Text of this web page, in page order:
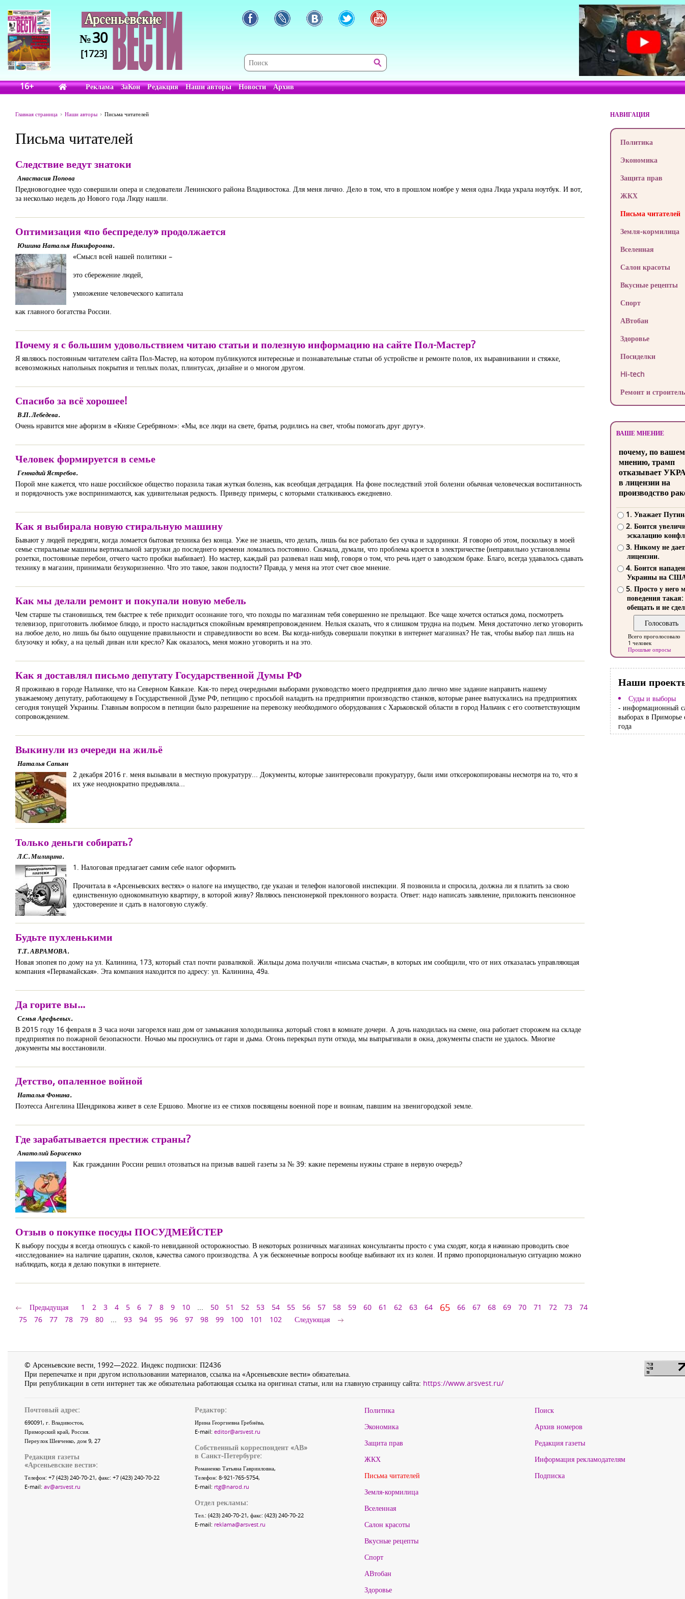
№30
[1723]
16+ Реклама ЗаКон Редакция Наши авторы Новости Архив
Главная страница Наши авторы Письма читателей
Письма читателей
Следствие ведут знатоки
Анастасия Попова
Предновогоднее чудо совершили опера и следователи Ленинского района Владивостока. Для меня лично. Дело в том, что в прошлом ноябре у меня одна Люда украла ноутбук. И вот,
за несколько недель до Нового года Люду нашли.
Оптимизация «по беспределу» продолжается
Юшина Наталья Никифоровна.
«Смысл всей нашей политики –
это сбережение людей,
умножение человеческого капитала
как главного богатства России.
Почему я с большим удовольствием читаю статьи и полезную информацию на сайте Пол-Мастер?
Я являюсь постоянным читателем сайта Пол-Мастер, на котором публикуются интересные и познавательные статьи об устройстве и ремонте полов, их выравнивании и стяжке,
всевозможных напольных покрытия и теплых полах, плинтусах, дизайне и о многом другом.
Спасибо за всё хорошее!
В.П. Лебедева.
Очень нравится мне афоризм в «Князе Серебряном»: «Мы, все люди на свете, братья, родились на свет, чтобы помогать друг другу».
Человек формируется в семье
Геннадий Ястребов.
Порой мне кажется, что наше российское общество поразила такая жуткая болезнь, как всеобщая деградация. На фоне последствий этой болезни обычная человеческая воспитанность
и порядочность уже воспринимаются, как удивительная редкость. Приведу примеры, с которыми сталкиваюсь ежедневно.
Как я выбирала новую стиральную машину
Бывают у людей передряги, когда ломается бытовая техника без конца. Уже не знаешь, что делать, лишь бы все работало без сучка и задоринки. Я говорю об этом, поскольку в моей
семье стиральные машины вертикальной загрузки до последнего времени ломались постоянно. Сначала, думали, что проблема кроется в электричестве (неправильно установлены
розетки, постоянные перебои, отчего часто пробки выбивает). Но мастер, каждый раз развевал наш миф, говоря о том, что речь идет о заводском браке. Благо, всегда удавалось сдавать
технику в магазин, принимали безукоризненно. Что это такое, закон подлости? Правда, у меня на этот счет свое мнение.
Как мы делали ремонт и покупали новую мебель
Чем старше ты становишься, тем быстрее к тебе приходит осознание того, что походы по магазинам тебя совершенно не прельщают. Все чаще хочется остаться дома, посмотреть
телевизор, приготовить любимое блюдо, и просто насладиться спокойным времяпрепровождением. Нельзя сказать, что я слишком трудна на подъем. Меня достаточно легко уговорить
на любое дело, но лишь бы было ощущение правильности и справедливости во всем. Вы когда-нибудь совершали покупки в интернет магазинах? Не так, чтобы выбор пал лишь на
блузочку и юбку, а на целый диван или кресло? Как оказалось, меня можно уговорить и на это.
Как я доставлял письмо депутату Государственной Думы РФ
Я проживаю в городе Нальчике, что на Северном Кавказе. Как-то перед очередными выборами руководство моего предприятия дало лично мне задание направить нашему
уважаемому депутату, работающему в Государственной Думе РФ, петицию с просьбой наладить на предприятии производство станков, которые ранее выпускались на предприятиях
сегодня тонущей Украины. Главным вопросом в петиции было разрешение на перевозку необходимого оборудования с Харьковской области в город Нальчик с его соответствующим
сопровождением.
Выкинули из очереди на жильё
Наталья Сапьян
2 декабря 2016 г. меня вызывали в местную прокуратуру... Документы, которые заинтересовали прокуратуру, были ими отксерокопированы несмотря на то, что я
их уже неоднократно предъявляла...
Только деньги собирать?
Л.С. Милицина.
1. Налоговая предлагает самим себе налог оформить
Прочитала в «Арсеньевских вестях» о налоге на имущество, где указан и телефон налоговой инспекции. Я позвонила и спросила, должна ли я платить за свою
единственную однокомнатную квартиру, в которой живу? Являюсь пенсионеркой преклонного возраста. Ответ: надо написать заявление, приложить пенсионное
удостоверение и сдать в налоговую службу.
Будьте пухленькими
Т.Т. АВРАМОВА.
Новая эпопея по дому на ул. Калинина, 173, который стал почти развалюхой. Жильцы дома получили «письма счастья», в которых им сообщили, что от них отказалась управляющая
компания «Первамайская». Эта компания находится по адресу: ул. Калинина, 49а.
Да горите вы...
Семья Арефьевых.
В 2015 году 16 февраля в 3 часа ночи загорелся наш дом от замыкания холодильника ,который стоял в комнате дочери. А дочь находилась на смене, она работает сторожем на складе
предприятия по пожарной безопасности. Ночью мы проснулись от гари и дыма. Огонь перекрыл пути отхода, мы выпрыгивали в окна, документы спасти не удалось. Многие
документы мы восстановили.
Детство, опаленное войной
Наталья Фонина.
Поэтесса Ангелина Шендрикова живет в селе Ершово. Многие из ее стихов посвящены военной поре и воинам, павшим на звенигородской земле.
Где зарабатывается престиж страны?
Анатолий Борисенко
Как гражданин России решил отозваться на призыв вашей газеты за № 39: какие перемены нужны стране в нервую очередь?
Отзыв о покупке посуды ПОСУДМЕЙСТЕР
К выбору посуды я всегда отношусь с какой-то невиданной осторожностью. В некоторых розничных магазинах консультанты просто с ума сходят, когда я начинаю проводить свое
«исследование» на наличие царапин, сколов, качества самого производства. А уж бесконечные вопросы вообще выбивают их из колеи. И прямо пропорциональную ситуацию можно
наблюдать, когда я делаю покупки в интернете.
Предыдущая 1 2 3 4 5 6 7 8 9 10 ... 50 51 52 53 54 55 56 57 58 59 60 61 62 63 64 65 66 67 68 69 70 71 72 73
74
75
76 77 78 79 80 ... 93 94 95 96 97 98 99 100 101 102 Следующая
НАВИГАЦИЯ
Политика
Экономика
Защита прав
ЖКХ
Письма читателей
Земля-кормилица
Вселенная
Салон красоты
Вкусные рецепты
Спорт
АВтобан
Здоровье
Посиделки
Hi-tech
Ремонт и
ВАШЕ МНЕНИЕ
почему, по
мнению, трамп
отказывает
в лицензии на
производство
1. Уважает
2. Боится
эскалацию
3. Никому не
лицензии.
4. Боится
Украины на
5. Просто у него
поведения такая:
обещать и не
Всего проголосовало
1 человек
Прошлые опросы
Наши
Суды и выборы
- информационный
выборах в Приморье
года
© Арсеньевские вести, 1992—2022. Индекс подписки: П2436
При перепечатке и при другом использовании материалов, ссылка на «Арсеньевские вести» обязательна.
При републикации в сети интернет так же обязательна работающая ссылка на оригинал статьи, или на главную страницу сайта: https://www.arsvest.ru/
Почтовый адрес:
690091, г. Владивосток,
Приморский край, Россия.
Переулок Шевченко, дом 9, 27
Редакция газеты
«Арсеньевские вести»:
Телефон: +7 (423) 240-70-21, факс: +7 (423) 240-70-22
E-mail: av@arsvest.ru
Редактор:
Ирина Георгиевна Гребнёва,
E-mail: editor@arsvest.ru
Собственный корреспондент «АВ»
в Санкт-Петербурге:
Романенко Татьяна Гаврииловна,
Телефон: 8-921-765-5754,
E-mail: rtg@narod.ru
Отдел рекламы:
Тел.: (423) 240-70-21, факс: (423) 240-70-22
E-mail: reklama@arsvest.ru
Политика
Экономика
Защита прав
ЖКХ
Письма читателей
Земля-кормилица
Вселенная
Салон красоты
Вкусные рецепты
Спорт
АВтобан
Здоровье
Поиск
Архив номеров
Редакция газеты
Информация рекламодателям
Подписка